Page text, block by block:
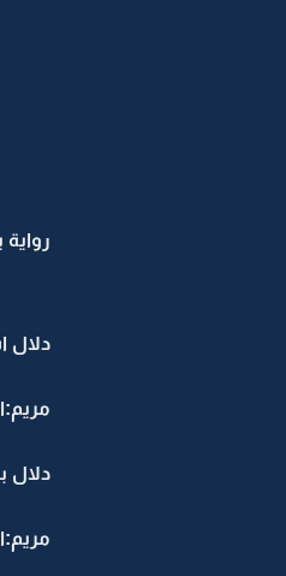
رواية
دلال